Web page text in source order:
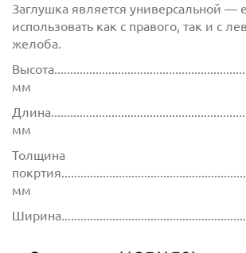
Заглушка является универсальной —
использовать как с правого, так и с
желоба.
мм
мм
Толщина
мм